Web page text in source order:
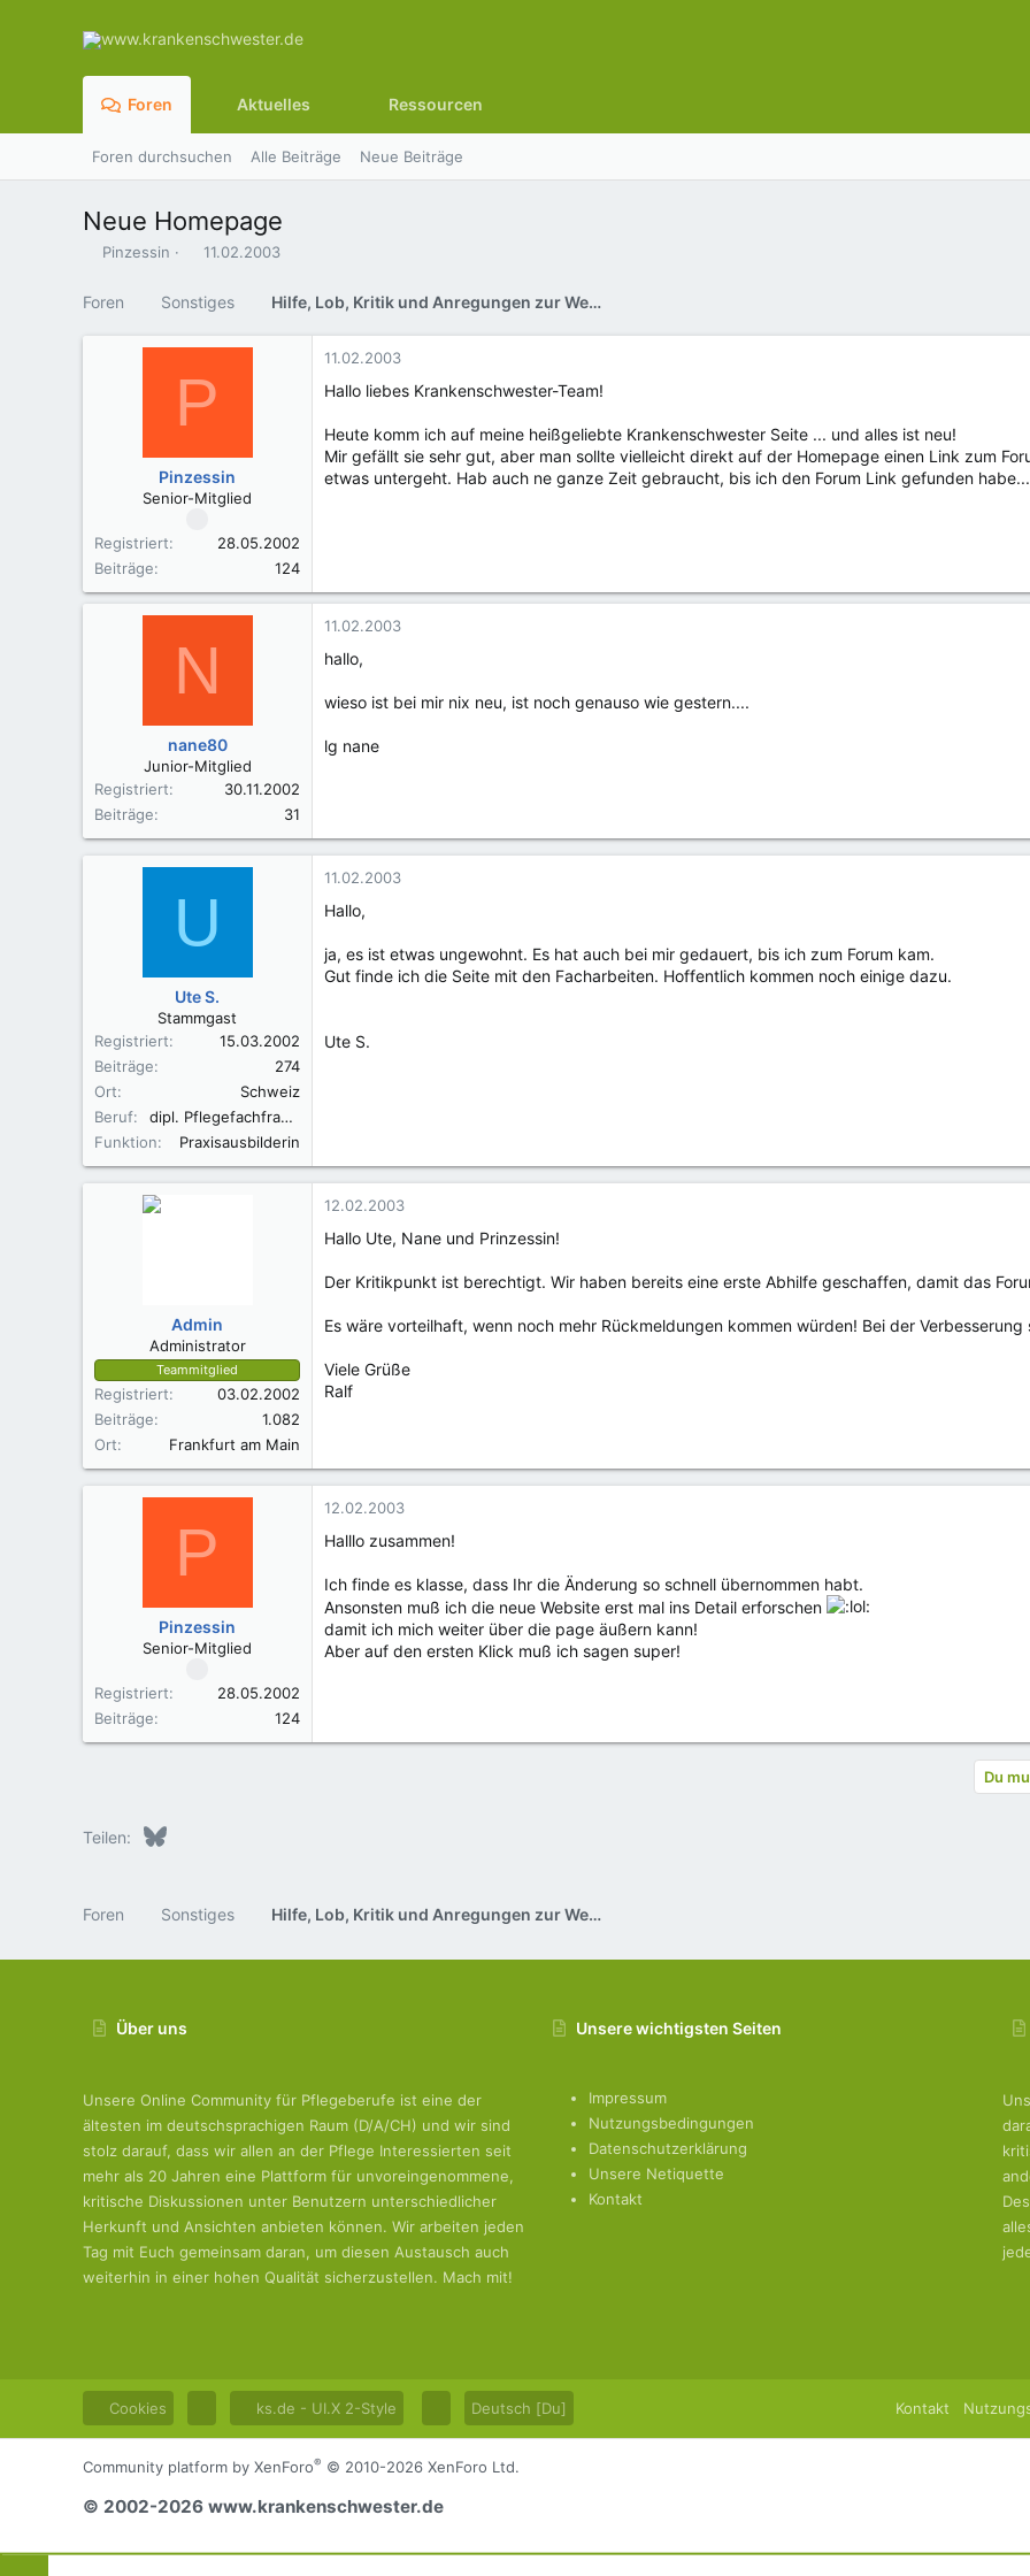
Foren Aktuelles Ressourcen
Foren durchsuchen Alle Beiträge Neue Beiträge
Neue Homepage
E
t
e
Pinzessin
E
s
t
e
t
11.02.2003
Foren Sonstiges Hilfe, Lob, Kritik und Anregungen zur Website
P
Pinzessin
Senior-Mitglied
Registriert
28.05.2002
Beiträge
124
11.02.2003
Hallo liebes Krankenschwester-Team!
Heute komm ich auf meine heißgeliebte Krankenschwester Seite ... und alles ist neu!
Mir gefällt sie sehr gut, aber man sollte vielleicht direkt auf der Homepage einen Link zum
etwas untergeht. Hab auch ne ganze Zeit gebraucht, bis ich den Forum Link gefunden habe...
N
nane80
Junior-Mitglied
Registriert
30.11.2002
Beiträge
31
11.02.2003
hallo,
wieso ist bei mir nix neu, ist noch genauso wie gestern....
lg nane
U
Ute S.
Stammgast
Registriert
15.03.2002
Beiträge
274
Ort
Schweiz
Beruf
dipl. Pflegefachfrau HöFa-1
Funktion
Praxisausbilderin
11.02.2003
Hallo,
ja, es ist etwas ungewohnt. Es hat auch bei mir gedauert, bis ich zum Forum kam.
Gut finde ich die Seite mit den Facharbeiten. Hoffentlich kommen noch einige dazu.
Ute S.
Admin
Administrator
Teammitglied
Registriert
03.02.2002
Beiträge
1.082
Ort
Frankfurt am Main
12.02.2003
Hallo Ute, Nane und Prinzessin!
Der Kritikpunkt ist berechtigt. Wir haben bereits eine erste Abhilfe geschaffen, damit das
Es wäre vorteilhaft, wenn noch mehr Rückmeldungen kommen würden! Bei der
Viele Grüße
Ralf
P
Pinzessin
Senior-Mitglied
Registriert
28.05.2002
Beiträge
124
12.02.2003
Halllo zusammen!
Ich finde es klasse, dass Ihr die Änderung so schnell übernommen habt.
Ansonsten muß ich die neue Website erst mal ins Detail erforschen
damit ich mich weiter über die page äußern kann!
Aber auf den ersten Klick muß ich sagen super!
Du
Teilen: Bluesky
Foren Sonstiges Hilfe, Lob, Kritik und Anregungen zur Website
Über uns
Unsere Online Community für Pflegeberufe ist eine der
ältesten im deutschsprachigen Raum (D/A/CH) und wir sind
stolz darauf, dass wir allen an der Pflege Interessierten seit
mehr als 20 Jahren eine Plattform für unvoreingenommene,
kritische Diskussionen unter Benutzern unterschiedlicher
Herkunft und Ansichten anbieten können. Wir arbeiten jeden
Tag mit Euch gemeinsam daran, um diesen Austausch auch
weiterhin in einer hohen Qualität sicherzustellen. Mach mit!
Unsere wichtigsten Seiten
Impressum
Nutzungsbedingungen
Datenschutzerklärung
Unsere Netiquette
Kontakt
Cookies ks.de - UI.X 2-Style Deutsch [Du] Kontakt
Community platform by XenForo® © 2010-2026 XenForo Ltd.
© 2002-2026 www.krankenschwester.de